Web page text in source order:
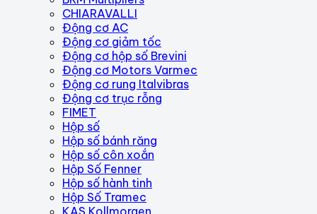
CHIARAVALLI
Động cơ AC
Động cơ giảm tốc
Động cơ hộp số Brevini
Động cơ Motors Varmec
Động cơ rung Italvibras
Động cơ trục rỗng
FIMET
Hộp số
Hộp số bánh răng
Hộp số côn xoắn
Hộp Số Fenner
Hộp số hành tinh
Hộp Số Tramec
KAS Kollmorgen